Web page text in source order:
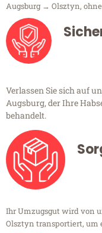
Augsburg → Olsztyn,
Verlassen Sie sich auf
Augsburg, der Ihre
behandelt.
Ihr Umzugsgut wird von
Olsztyn transportiert, um